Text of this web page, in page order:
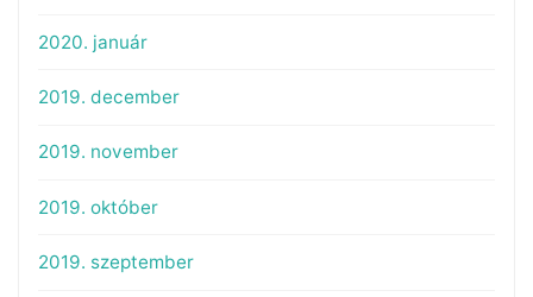
2020. január
2019. december
2019. november
2019. október
2019. szeptember